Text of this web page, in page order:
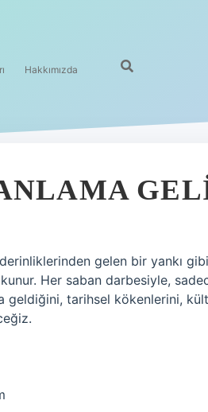
Hakkımızda
gelen bir yankı
Her saban darbesiyle,
geldiğini, tarihsel kökenlerini,